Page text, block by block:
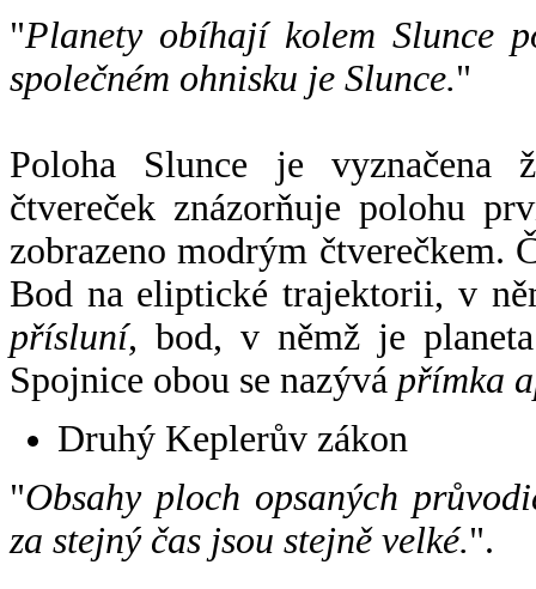
"Planety obíhají kolem Slunce
společném ohnisku je Slunce."
Poloha Slunce je vyznačena
čtvereček znázorňuje polohu
zobrazeno modrým čtverečkem.
Bod na eliptické trajektorii, v
přísluní, bod, v němž je
Spojnice obou se nazývá přímka
Druhý Keplerův zákon
"Obsahy ploch opsaných
za stejný čas jsou stejně velké.".